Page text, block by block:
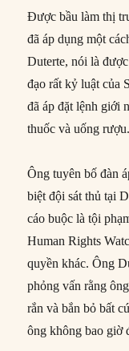
Được bầu làm thị
đã áp dụng một
Duterte, nói là
đạo rất kỷ luật của
đã áp đặt lệnh giới
thuốc và uống rượu.
Ông tuyên bố đàn
biệt đội sát thủ tại
cáo buộc là tội
Human Rights
quyền khác. Ông
phỏng vấn rằng
rắn và bắn bỏ bất
ông không bao giờ